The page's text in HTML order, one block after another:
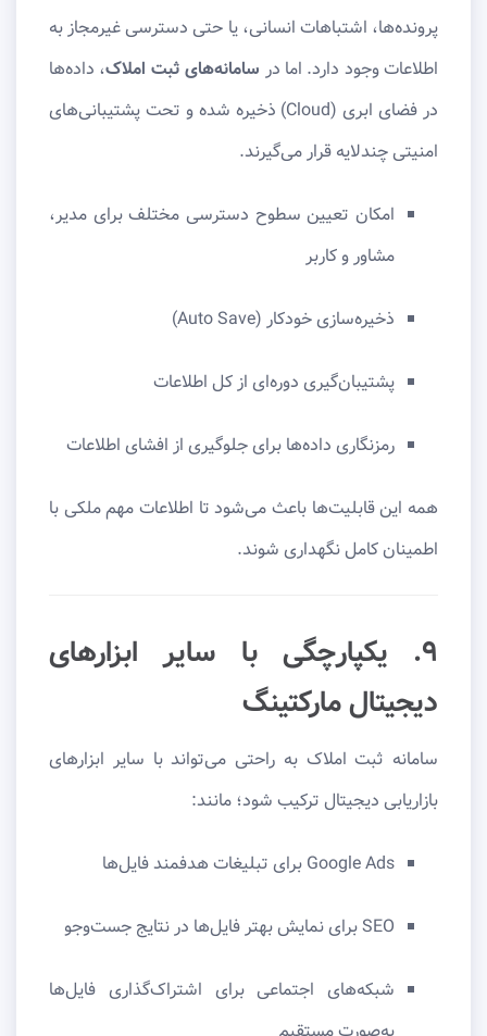
پرونده‌ها، اشتباهات انسانی، یا حتی دسترسی غیرمجاز به
اطلاعات وجود دارد. اما در سامانه‌های ثبت املاک، داده‌ها
در فضای ابری (Cloud) ذخیره شده و تحت پشتیبانی‌های
امنیتی چندلایه قرار می‌گیرند.
امکان تعیین سطوح دسترسی مختلف برای مدیر،
مشاور و کاربر
ذخیره‌سازی خودکار (Auto Save)
پشتیبان‌گیری دوره‌ای از کل اطلاعات
رمزنگاری داده‌ها برای جلوگیری از افشای اطلاعات
همه این قابلیت‌ها باعث می‌شود تا اطلاعات مهم ملکی با
اطمینان کامل نگهداری شوند.
۹. یکپارچگی با سایر ابزارهای
دیجیتال مارکتینگ
سامانه ثبت املاک به راحتی می‌تواند با سایر ابزارهای
بازاریابی دیجیتال ترکیب شود؛ مانند:
Google Ads برای تبلیغات هدفمند فایل‌ها
SEO برای نمایش بهتر فایل‌ها در نتایج جست‌وجو
شبکه‌های اجتماعی برای اشتراک‌گذاری فایل‌ها